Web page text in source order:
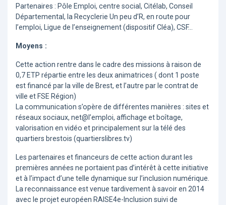
Partenaires : Pôle Emploi, centre social, Citélab, Conseil
Départemental, la Recyclerie Un peu d’R, en route pour
l’emploi, Ligue de l’enseignement (dispositif Cléa), CSF...
Moyens :
Cette action rentre dans le cadre des missions à raison de
0,7 ETP répartie entre les deux animatrices ( dont 1 poste
est financé par la ville de Brest, et l’autre par le contrat de
ville et FSE Région)
La communication s’opère de différentes manières : sites et
réseaux sociaux, net@l’emploi, affichage et boîtage,
valorisation en vidéo et principalement sur la télé des
quartiers brestois (quartierslibres.tv)
Les partenaires et financeurs de cette action durant les
premières années ne portaient pas d’intérêt à cette initiative
et à l’impact d’une telle dynamique sur l’inclusion numérique.
La reconnaissance est venue tardivement à savoir en 2014
avec le projet européen RAISE4e-Inclusion suivi de